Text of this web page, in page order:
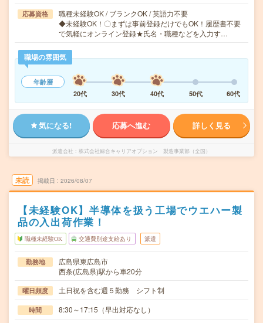
応募資格
職種未経験OK / ブランクOK / 英語力不要
◆未経験OK！〇まずは事前登録だけでもOK！履歴書不要
で気軽にオンライン登録★氏名・職種などを入力す…
職場の雰囲気
年齢層
20代
30代 40代 50代 60代
気になる! 応募へ進む 詳しく見る
派遣会社 株式会社綜合キャリアオプション 製造事業部（全国）
未読 掲載日 2026/08/07
【未経験OK】半導体を扱う工場でウエハー製
品の入出荷作業！
職種未経験OK 交通費別途支給あり 派遣
勤務地
広島県東広島市
西条(広島県)駅から車20分
曜日頻度 土日祝を含む週５勤務 シフト制
時間 8:30～17:15（早出対応なし）